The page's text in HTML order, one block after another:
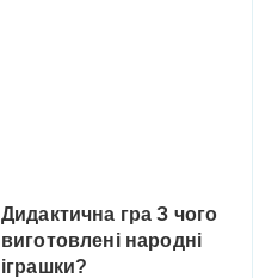
Дидактична гра З чого
виготовлені народні
іграшки?